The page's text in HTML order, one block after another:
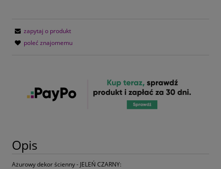
zapytaj o produkt
poleć znajomemu
Opis
Ażurowy dekor ścienny - JELEŃ CZARNY: